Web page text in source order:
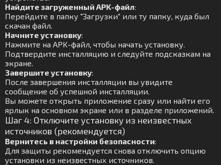
Найдите загруженный APK-файл:
Перейдите в папку "Загрузки" или ту папку, куда был
скачан файл.
Начните установку:
Нажмите на APK-файл, чтобы начать установку.
Подтвердите инсталляцию и следуйте подсказкам на
экране.
Завершите установку:
После завершения инсталляции вы увидите
сообщение об успешной инсталляции.
Вы можете открыть приложение сразу или найти его
ярлык на основном экране или в разделе приложений.
Шаг 4: Отключите установку из неизвестных
источников (рекомендуется)
Вернитесь в настройки безопасности:
Для защиты рекомендуется снова отключить опцию
установки из неизвестных источников.